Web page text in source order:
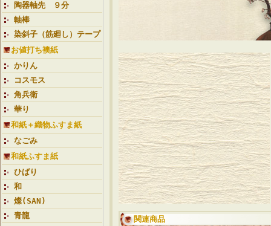
陶器軸先 ９分
軸棒
染斜子（筋廻し）テープ
お値打ち襖紙
かりん
コスモス
角兵衛
華り
和紙＋織物ふすま紙
なごみ
和紙ふすま紙
ひばり
和
燦(SAN)
青龍
関連商品